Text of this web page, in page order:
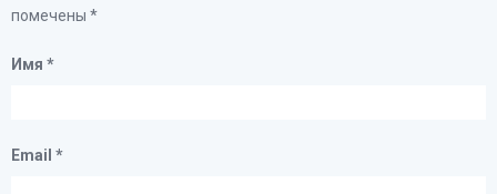
помечены *
Имя *
Email *